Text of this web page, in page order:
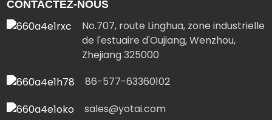
CONTACTEZ-NOUS
No.707, route Linghua, zone industrielle
de l'estuaire d'Oujiang, Wenzhou,
Zhejiang 325000
86-577-63360102
sales@yotai.com